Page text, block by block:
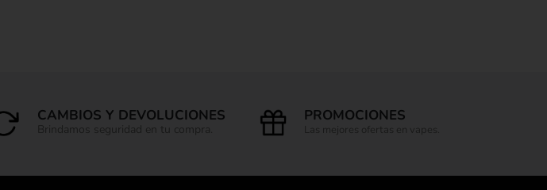
CAMBIOS Y DEVOLUCIONES
Brindamos seguridad en tu compra.
PROMOCIONES
Las mejores ofertas en vapes.